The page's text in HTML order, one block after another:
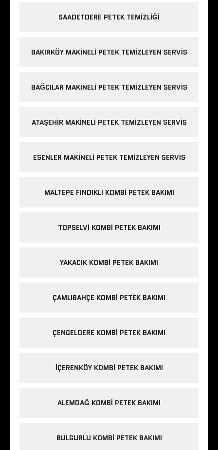
SAADETDERE PETEK TEMIZLIĞI
BAKIRKÖY MAKINELI PETEK TEMIZLEYEN SERVIS
BAĞCILAR MAKINELI PETEK TEMIZLEYEN SERVIS
ATAŞEHIR MAKINELI PETEK TEMIZLEYEN SERVIS
ESENLER MAKINELI PETEK TEMIZLEYEN SERVIS
MALTEPE FINDIKLI KOMBI PETEK BAKIMI
TOPSELVI KOMBI PETEK BAKIMI
YAKACIK KOMBI PETEK BAKIMI
ÇAMLIBAHÇE KOMBI PETEK BAKIMI
ÇENGELDERE KOMBI PETEK BAKIMI
IÇERENKÖY KOMBI PETEK BAKIMI
ALEMDAĞ KOMBI PETEK BAKIMI
BULGURLU KOMBI PETEK BAKIMI